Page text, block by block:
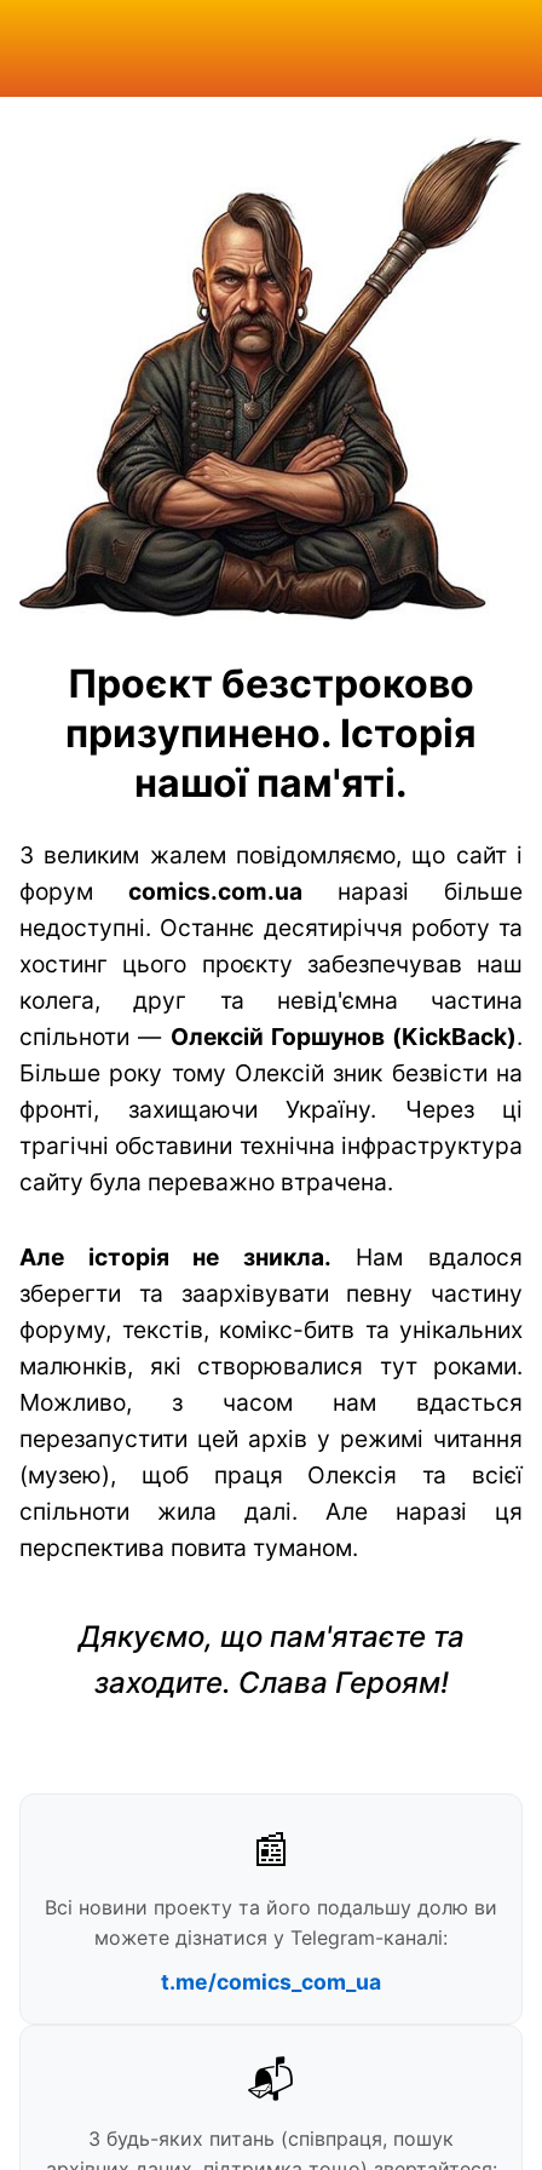
Проєкт безстроково
призупинено. Історія
нашої пам'яті.
З великим жалем повідомляємо, що сайт і
форум comics.com.ua наразі більше
недоступні. Останнє десятиріччя роботу та
хостинг цього проєкту забезпечував наш
колега, друг та невід'ємна частина
спільноти — Олексій Горшунов (KickBack).
Більше року тому Олексій зник безвісти на
фронті, захищаючи Україну. Через ці
трагічні обставини технічна інфраструктура
сайту була переважно втрачена.
Але історія не зникла. Нам вдалося
зберегти та заархівувати певну частину
форуму, текстів, комікс-битв та унікальних
малюнків, які створювалися тут роками.
Можливо, з часом нам вдасться
перезапустити цей архів у режимі читання
(музею), щоб праця Олексія та всієї
спільноти жила далі. Але наразі ця
перспектива повита туманом.
Дякуємо, що пам'ятаєте та
заходите. Слава Героям!
📰
Всі новини проекту та його подальшу долю ви
можете дізнатися у Telegram-каналі:
t.me/comics_com_ua
📬
З будь-яких питань (співпраця, пошук